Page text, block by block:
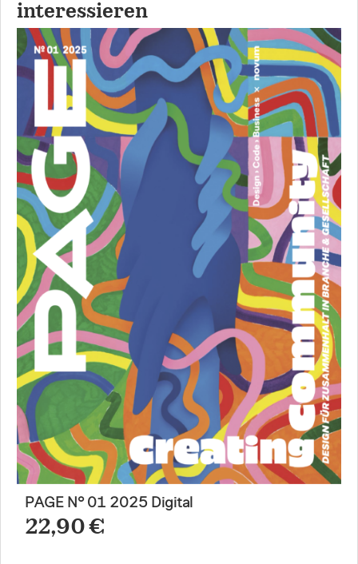
interessieren
PAGE N° 01 2025 Digital
22,90 €